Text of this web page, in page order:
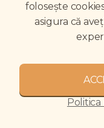
folosește
asigura că
Politica